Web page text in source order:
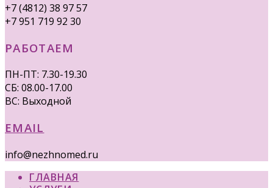
+7 (4812) 38 97 57
+7 951 719 92 30
РАБОТАЕМ
ПН-ПТ: 7.30-19.30
СБ: 08.00-17.00
ВС: Выходной
EMAIL
info@nezhnomed.ru
ГЛАВНАЯ